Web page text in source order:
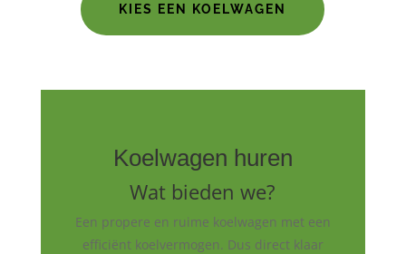
KIES EEN KOELWAGEN
Koelwagen huren
Wat bieden we?
Een propere en ruime koelwagen met een
efficiënt koelvermogen. Dus direct klaar